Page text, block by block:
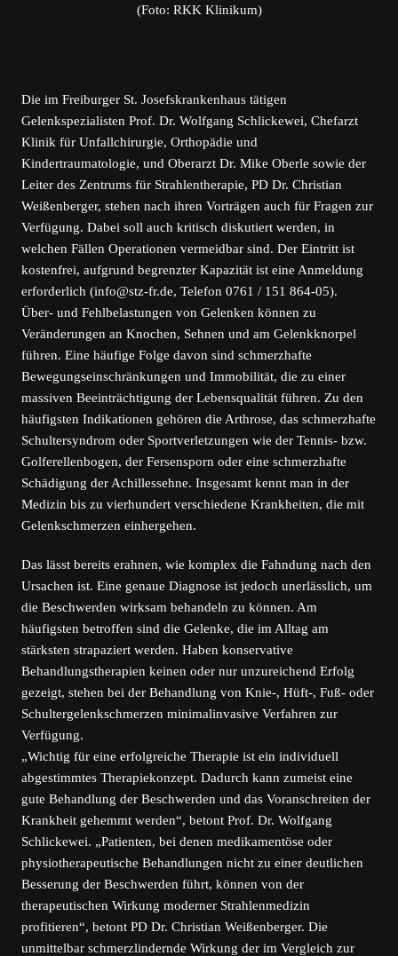
(Foto: RKK Klinikum)
Die im Freiburger St. Josefskrankenhaus tätigen
Gelenkspezialisten Prof. Dr. Wolfgang Schlickewei, Chefarzt
Klinik für Unfallchirurgie, Orthopädie und
Kindertraumatologie, und Oberarzt Dr. Mike Oberle sowie der
Leiter des Zentrums für Strahlentherapie, PD Dr. Christian
Weißenberger, stehen nach ihren Vorträgen auch für Fragen zur
Verfügung. Dabei soll auch kritisch diskutiert werden, in
welchen Fällen Operationen vermeidbar sind. Der Eintritt ist
kostenfrei, aufgrund begrenzter Kapazität ist eine Anmeldung
erforderlich (info@stz-fr.de, Telefon 0761 / 151 864-05).
Über- und Fehlbelastungen von Gelenken können zu
Veränderungen an Knochen, Sehnen und am Gelenkknorpel
führen. Eine häufige Folge davon sind schmerzhafte
Bewegungseinschränkungen und Immobilität, die zu einer
massiven Beeinträchtigung der Lebensqualität führen. Zu den
häufigsten Indikationen gehören die Arthrose, das schmerzhafte
Schultersyndrom oder Sportverletzungen wie der Tennis- bzw.
Golferellenbogen, der Fersensporn oder eine schmerzhafte
Schädigung der Achillessehne. Insgesamt kennt man in der
Medizin bis zu vierhundert verschiedene Krankheiten, die mit
Gelenkschmerzen einhergehen.
Das lässt bereits erahnen, wie komplex die Fahndung nach den
Ursachen ist. Eine genaue Diagnose ist jedoch unerlässlich, um
die Beschwerden wirksam behandeln zu können. Am
häufigsten betroffen sind die Gelenke, die im Alltag am
stärksten strapaziert werden. Haben konservative
Behandlungstherapien keinen oder nur unzureichend Erfolg
gezeigt, stehen bei der Behandlung von Knie-, Hüft-, Fuß- oder
Schultergelenkschmerzen minimalinvasive Verfahren zur
Verfügung.
„Wichtig für eine erfolgreiche Therapie ist ein individuell
abgestimmtes Therapiekonzept. Dadurch kann zumeist eine
gute Behandlung der Beschwerden und das Voranschreiten der
Krankheit gehemmt werden“, betont Prof. Dr. Wolfgang
Schlickewei. „Patienten, bei denen medikamentöse oder
physiotherapeutische Behandlungen nicht zu einer deutlichen
Besserung der Beschwerden führt, können von der
therapeutischen Wirkung moderner Strahlenmedizin
profitieren“, betont PD Dr. Christian Weißenberger. Die
unmittelbar schmerzlindernde Wirkung der im Vergleich zur